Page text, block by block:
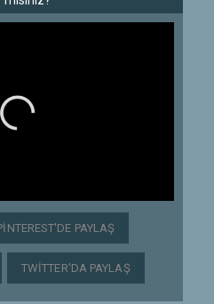
PAYLAŞ
TWITTER'DA PAYLAŞ